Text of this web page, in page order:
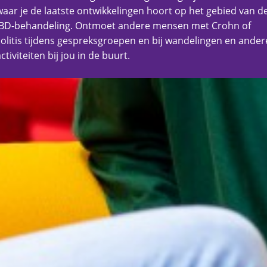
je de laatste ontwikkelingen hoort op het gebied van
behandeling. Ontmoet andere mensen met Crohn of
tijdens gespreksgroepen en bij wandelingen en
bij jou in de buurt.